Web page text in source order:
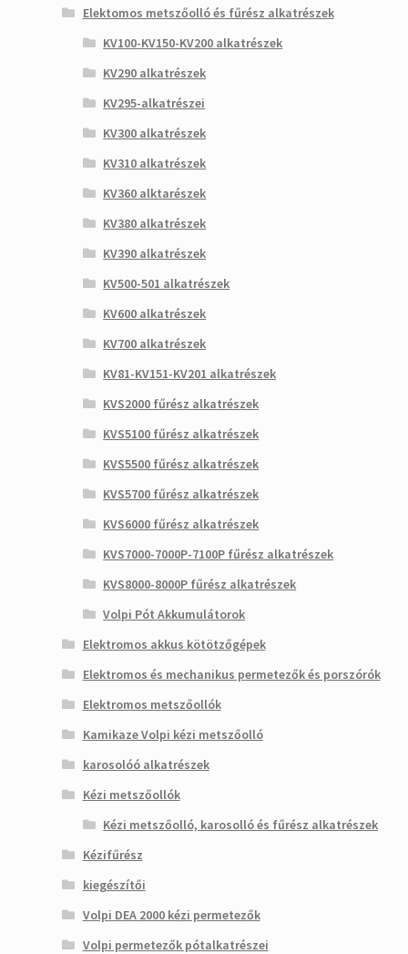
Elektomos metszőolló és fűrész alkatrészek
KV100-KV150-KV200 alkatrészek
KV290 alkatrészek
KV295-alkatrészei
KV300 alkatrészek
KV310 alkatrészek
KV360 alktarészek
KV380 alkatrészek
KV390 alkatrészek
KV500-501 alkatrészek
KV600 alkatrészek
KV700 alkatrészek
KV81-KV151-KV201 alkatrészek
KVS2000 fűrész alkatrészek
KVS5100 fűrész alkatrészek
KVS5500 fűrész alkatrészek
KVS5700 fűrész alkatrészek
KVS6000 fűrész alkatrészek
KVS7000-7000P-7100P fűrész alkatrészek
KVS8000-8000P fűrész alkatrészek
Volpi Pót Akkumulátorok
Elektromos akkus kötötzőgépek
Elektromos és mechanikus permetezők és porszórók
Elektromos metszőollók
Kamikaze Volpi kézi metszőolló
karosolóó alkatrészek
Kézi metszőollók
Kézi metszőolló, karosolló és fűrész alkatrészek
Kézifűrész
kiegészítői
Volpi DEA 2000 kézi permetezők
Volpi permetezők pótalkatrészei